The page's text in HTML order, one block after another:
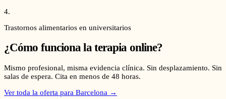
4.
Trastornos alimentarios en universitarios
¿Cómo funciona la terapia online?
Mismo profesional, misma evidencia clínica. Sin desplazamiento. Sin
salas de espera. Cita en menos de 48 horas.
Ver toda la oferta para Barcelona →